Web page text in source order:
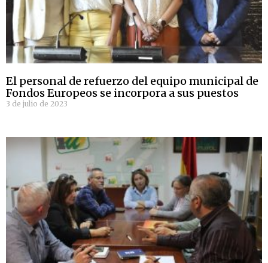
El personal de refuerzo del equipo municipal de
Fondos Europeos se incorpora a sus puestos
3 de julio de 2023